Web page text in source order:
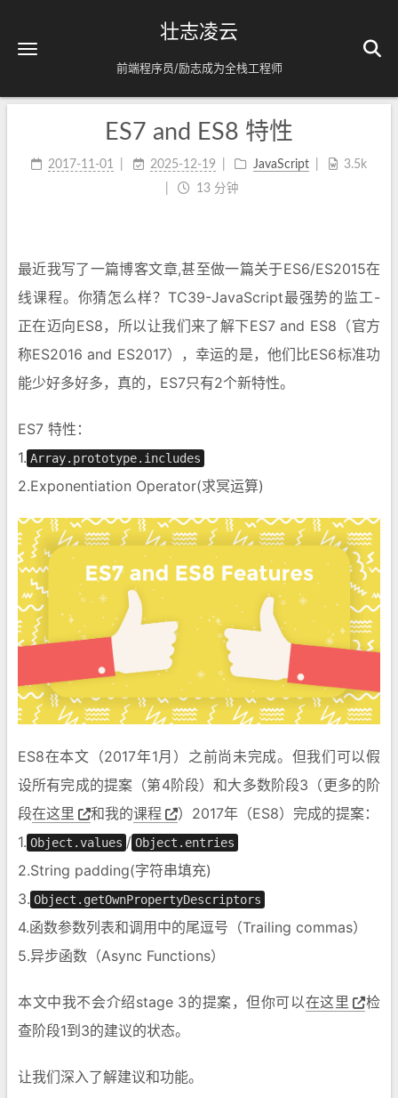
壮志凌云
前端程序员/励志成为全栈工程师
ES7 and ES8 特性
2017-11-01 2025-12-19 JavaScript
3.5k
13 分钟
最近我写了一篇博客文章,甚至做一篇关于ES6/ES2015在
线课程。你猜怎么样？TC39-JavaScript最强势的监工-
正在迈向ES8，所以让我们来了解下ES7 and ES8（官方
称ES2016 and ES2017），幸运的是，他们比ES6标准功
能少好多好多，真的，ES7只有2个新特性。
ES7 特性：
1. Array.prototype.includes
2.Exponentiation Operator(求冥运算)
ES8在本文（2017年1月）之前尚未完成。但我们可以假
设所有完成的提案（第4阶段）和大多数阶段3（更多的阶
段在这里 和我的课程
）2017年（ES8）完成的提案：
1. Object.values / Object.entries
2.String padding(字符串填充)
3. Object.getOwnPropertyDescriptors
4.函数参数列表和调用中的尾逗号（Trailing commas）
5.异步函数（Async Functions）
本文中我不会介绍stage 3的提案，但你可以在这里
检
查阶段1到3的建议的状态。
让我们深入了解建议和功能。